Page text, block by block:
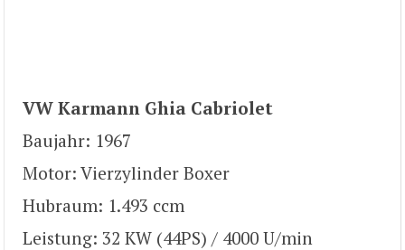
VW Karmann Ghia Cabriolet
Baujahr: 1967
Motor: Vierzylinder Boxer
Hubraum: 1.493 ccm
Leistung: 32 KW (44PS) / 4000 U/min